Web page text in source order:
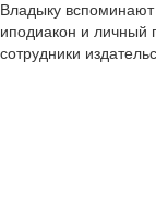
Владыку
иподиакон и личный
сотрудники